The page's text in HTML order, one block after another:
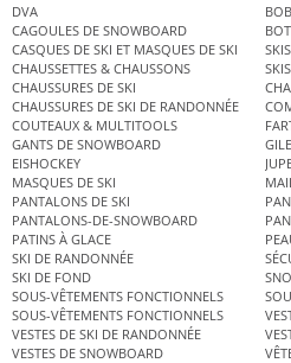
DVA
CAGOULES DE SNOWBOARD
CASQUES DE SKI ET MASQUES DE SKI
CHAUSSETTES & CHAUSSONS
CHAUSSURES DE SKI
CHAUSSURES DE SKI DE RANDONNÉE
COUTEAUX & MULTITOOLS
GANTS DE SNOWBOARD
EISHOCKEY
MASQUES DE SKI
PANTALONS DE SKI
PANTALONS-DE-SNOWBOARD
PATINS À GLACE
SKI DE RANDONNÉE
SKI DE FOND
SOUS-VÊTEMENTS FONCTIONNELS
SOUS-VÊTEMENTS FONCTIONNELS
VESTES DE SKI DE RANDONNÉE
VESTES DE SNOWBOARD